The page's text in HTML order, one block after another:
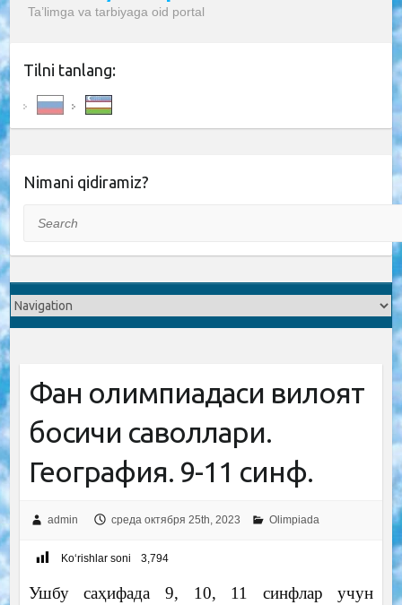
Ta’limga va tarbiyaga oid portal
Tilni tanlang:
Nimani qidiramiz?
Фан олимпиадаси вилоят
босқичи саволлари.
География. 9-11 синф.
admin среда октября 25th, 2023 Olimpiada
Ko‘rishlar soni 3,794
Ушбу саҳифада 9, 10, 11 синфлар учун